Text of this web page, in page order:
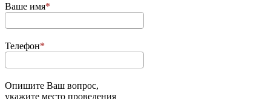
Ваше имя
Телефон
Опишите Ваш вопрос,
укажите место проведения